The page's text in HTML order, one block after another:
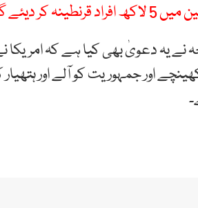
کر دیئے گئے
نے یہ دعویٰ بھی کیا ہے کہ امریکا
اور جمہوریت کو آلے اور ہتھیار